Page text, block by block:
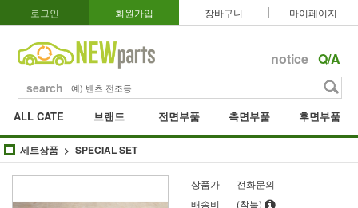
로그인 회원가입 장바구니 마이페이지
notice Q/A
search
ALL CATE 브랜드 전면부품 측면부품 후면부품
세트상품 SPECIAL SET
상품가
전화문의
배송비
(착불)